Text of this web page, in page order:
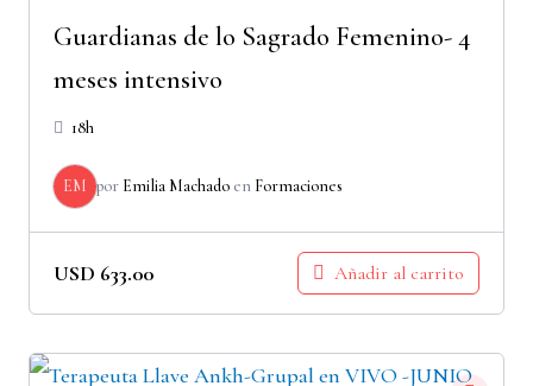
Guardianas de lo Sagrado Femenino- 4
meses intensivo
18h
EM por Emilia Machadoen Formaciones
USD 633.00 Añadir al carrito